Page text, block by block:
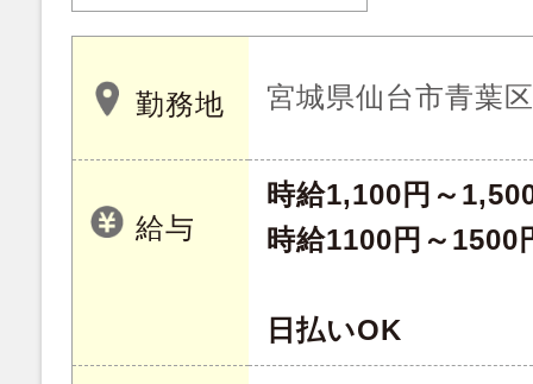
勤務地 宮城県仙台市青葉
給与
時給1,100円～
時給1100円～1500
日払いOK